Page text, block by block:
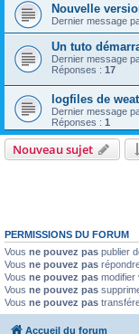
Nouvelle
Dernier message
Un tuto
Dernier message
Réponses : 17
logfiles de
Dernier message
Réponses : 1
Nouveau sujet
PERMISSIONS DU FORUM
Vous ne pouvez pas publier
Vous ne pouvez pas
Vous ne pouvez pas modifier
Vous ne pouvez pas
Vous ne pouvez pas
Accueil du forum